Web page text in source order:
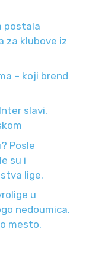
postala
za klubove iz
– koji brend
slavi,
Posle
su i
lige.
u
nedoumica.
mesto.